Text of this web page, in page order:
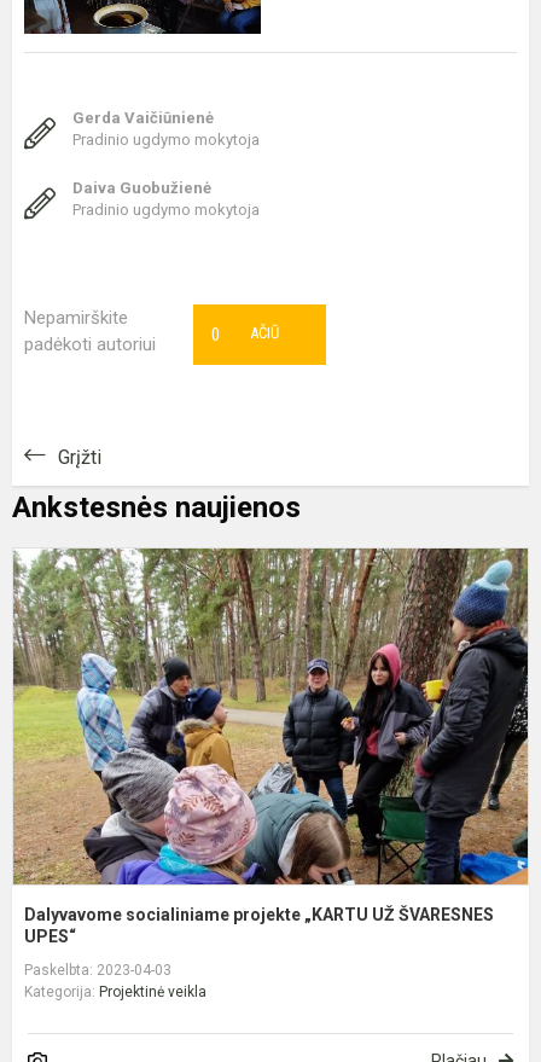
Gerda Vaičiūnienė
Pradinio ugdymo mokytoja
Daiva Guobužienė
Pradinio ugdymo mokytoja
Nepamirškite
padėkoti autoriui
AČIŪ
0
Grįžti
Ankstesnės naujienos
Dalyvavome socialiniame projekte „KARTU UŽ ŠVARESNES
UPES“
Paskelbta: 2023-04-03
Kategorija: Projektinė veikla